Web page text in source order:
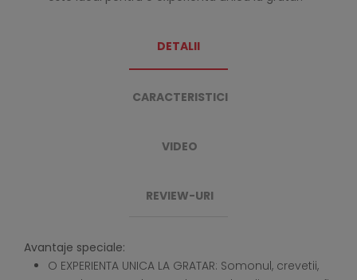
DETALII
CARACTERISTICI
VIDEO
REVIEW-URI
Avantaje speciale:
O EXPERIENTA UNICA LA GRATAR: Somonul, crevetii,